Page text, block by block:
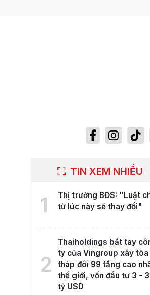
TIN XEM NHIỀU
1
Thị trường BĐS: "Luật
từ lúc này sẽ thay đổi"
2
Thaiholdings bắt tay
ty của Vingroup xây tòa
tháp đôi 99 tầng cao
thế giới, vốn đầu tư 3 -
tỷ USD